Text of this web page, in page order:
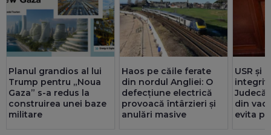
Planul grandios al lui
Trump pentru „Noua
Gaza” s-a redus la
construirea unei baze
militare
Haos pe căile ferate
din nordul Angliei: O
defecțiune electrică
provoacă întârzieri și
anulări masive
USR și
din
evita